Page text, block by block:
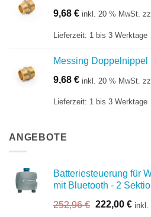
9,68 € inkl. 20 % MwSt.
Lieferzeit: 1 bis 3 Werktage
Messing Doppelnippel
9,68 € inkl. 20 % MwSt.
Lieferzeit: 1 bis 3 Werktage
ANGEBOTE
Batteriesteuerung für
mit Bluetooth - 2
252,96€ 222,00 € inkl.